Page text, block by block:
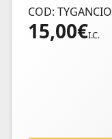
COD: TYGANCIO
15,00€I.C.